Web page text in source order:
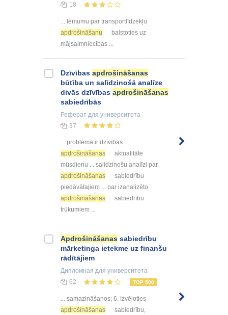
18
... lēmumu par transportlīdzekļu
apdrošināšanu
balstoties uz
mājsaimniecības ...
Dzīvības apdrošināšanas
būtība un salīdzinošā analīze
divās dzīvības apdrošināšanas
sabiedrībās
Реферат для университета
37
... problēma ir dzīvības
apdrošināšanas
aktualitāte
mūsdienu ... salīdzinošu analīzi par
apdrošināšanas
sabiedrību
piedāvātajiem ... par izanalizēto
apdrošināšanas
sabiedrību
trūkumiem ...
Apdrošināšanas sabiedrību
mārketinga ietekme uz finanšu
rādītājiem
Дипломная для университета
62
TOP 500
... samazināšanos; 6. Izvēloties
apdrošināšanas
sabiedrību,